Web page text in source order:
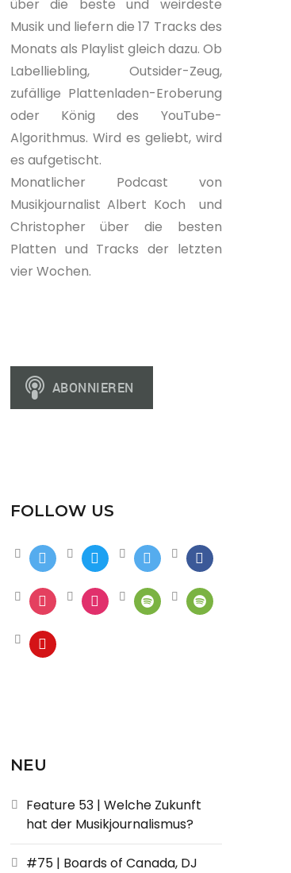
über die beste und weirdeste
Musik und liefern die 17 Tracks des
Monats als Playlist gleich dazu. Ob
Labelliebling, Outsider-Zeug,
zufällige Plattenladen-Eroberung
oder König des YouTube-
Algorithmus. Wird es geliebt, wird
es aufgetischt.
Monatlicher Podcast von
Musikjournalist Albert Koch und
Christopher über die besten
Platten und Tracks der letzten
vier Wochen.
FOLLOW US
NEU
Feature 53 | Welche Zukunft
hat der Musikjournalismus?
#75 | Boards of Canada, DJ